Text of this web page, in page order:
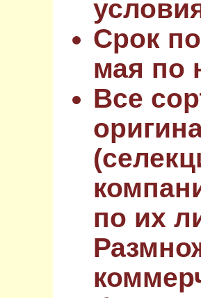
Срок
мая по
Все
по их